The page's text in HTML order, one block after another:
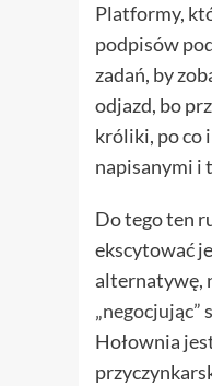
Platformy,
podpisów
zadań, by
odjazd, bo
króliki, po co
napisanymi i
Do tego ten
ekscytować
alternatywę,
„negocjując”
Hołownia